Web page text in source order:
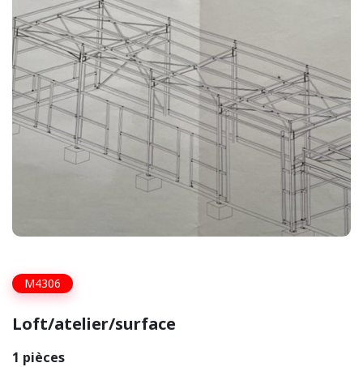
M4306
Loft/atelier/surface
1 pièces